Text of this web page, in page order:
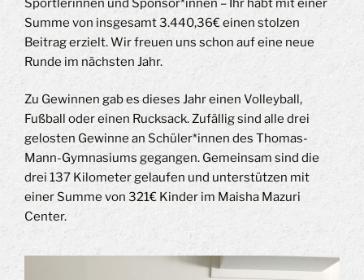
Sportlerinnen und Sponsor*innen – Ihr habt mit einer
Summe von insgesamt 3.440,36€ einen stolzen
Beitrag erzielt. Wir freuen uns schon auf eine neue
Runde im nächsten Jahr.
Zu Gewinnen gab es dieses Jahr einen Volleyball,
Fußball oder einen Rucksack. Zufällig sind alle drei
gelosten Gewinne an Schüler*innen des Thomas-
Mann-Gymnasiums gegangen. Gemeinsam sind die
drei 137 Kilometer gelaufen und unterstützen mit
einer Summe von 321€ Kinder im Maisha Mazuri
Center.